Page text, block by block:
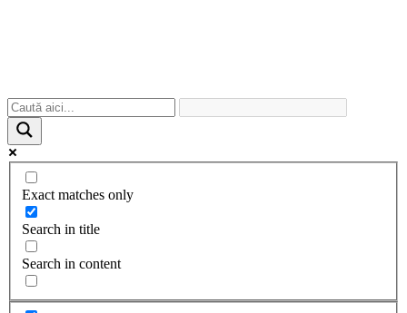
Exact matches only
Search in title
Search in content